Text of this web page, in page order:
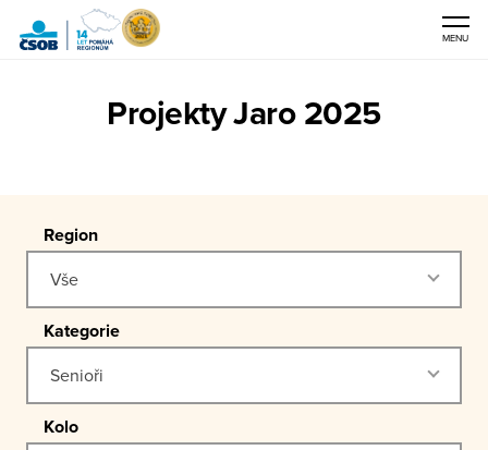
MENU
Projekty Jaro 2025
Region
Vše
Kategorie
Senioři
Kolo